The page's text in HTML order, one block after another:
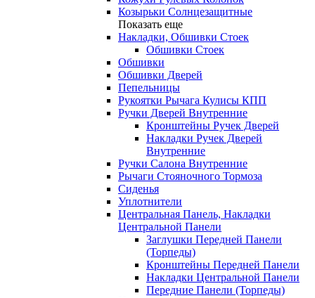
Козырьки Солнцезащитные
Показать еще
Накладки, Обшивки Стоек
Обшивки Стоек
Обшивки
Обшивки Дверей
Пепельницы
Рукоятки Рычага Кулисы КПП
Ручки Дверей Внутренние
Кронштейны Ручек Дверей
Накладки Ручек Дверей
Внутренние
Ручки Салона Внутренние
Рычаги Стояночного Тормоза
Сиденья
Уплотнители
Центральная Панель, Накладки
Центральной Панели
Заглушки Передней Панели
(Торпеды)
Кронштейны Передней Панели
Накладки Центральной Панели
Передние Панели (Торпеды)